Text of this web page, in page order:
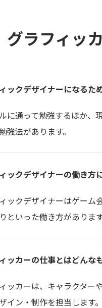
グラフィッ
ックデザイナーになるた
に通って勉強するほか、
強法があります。
ックデザイナーの働き方
ックデザイナーはゲーム
といった働き方がありま
ッカーの仕事とはどんな
ッカーは、キャラクター
イン・制作を担当します